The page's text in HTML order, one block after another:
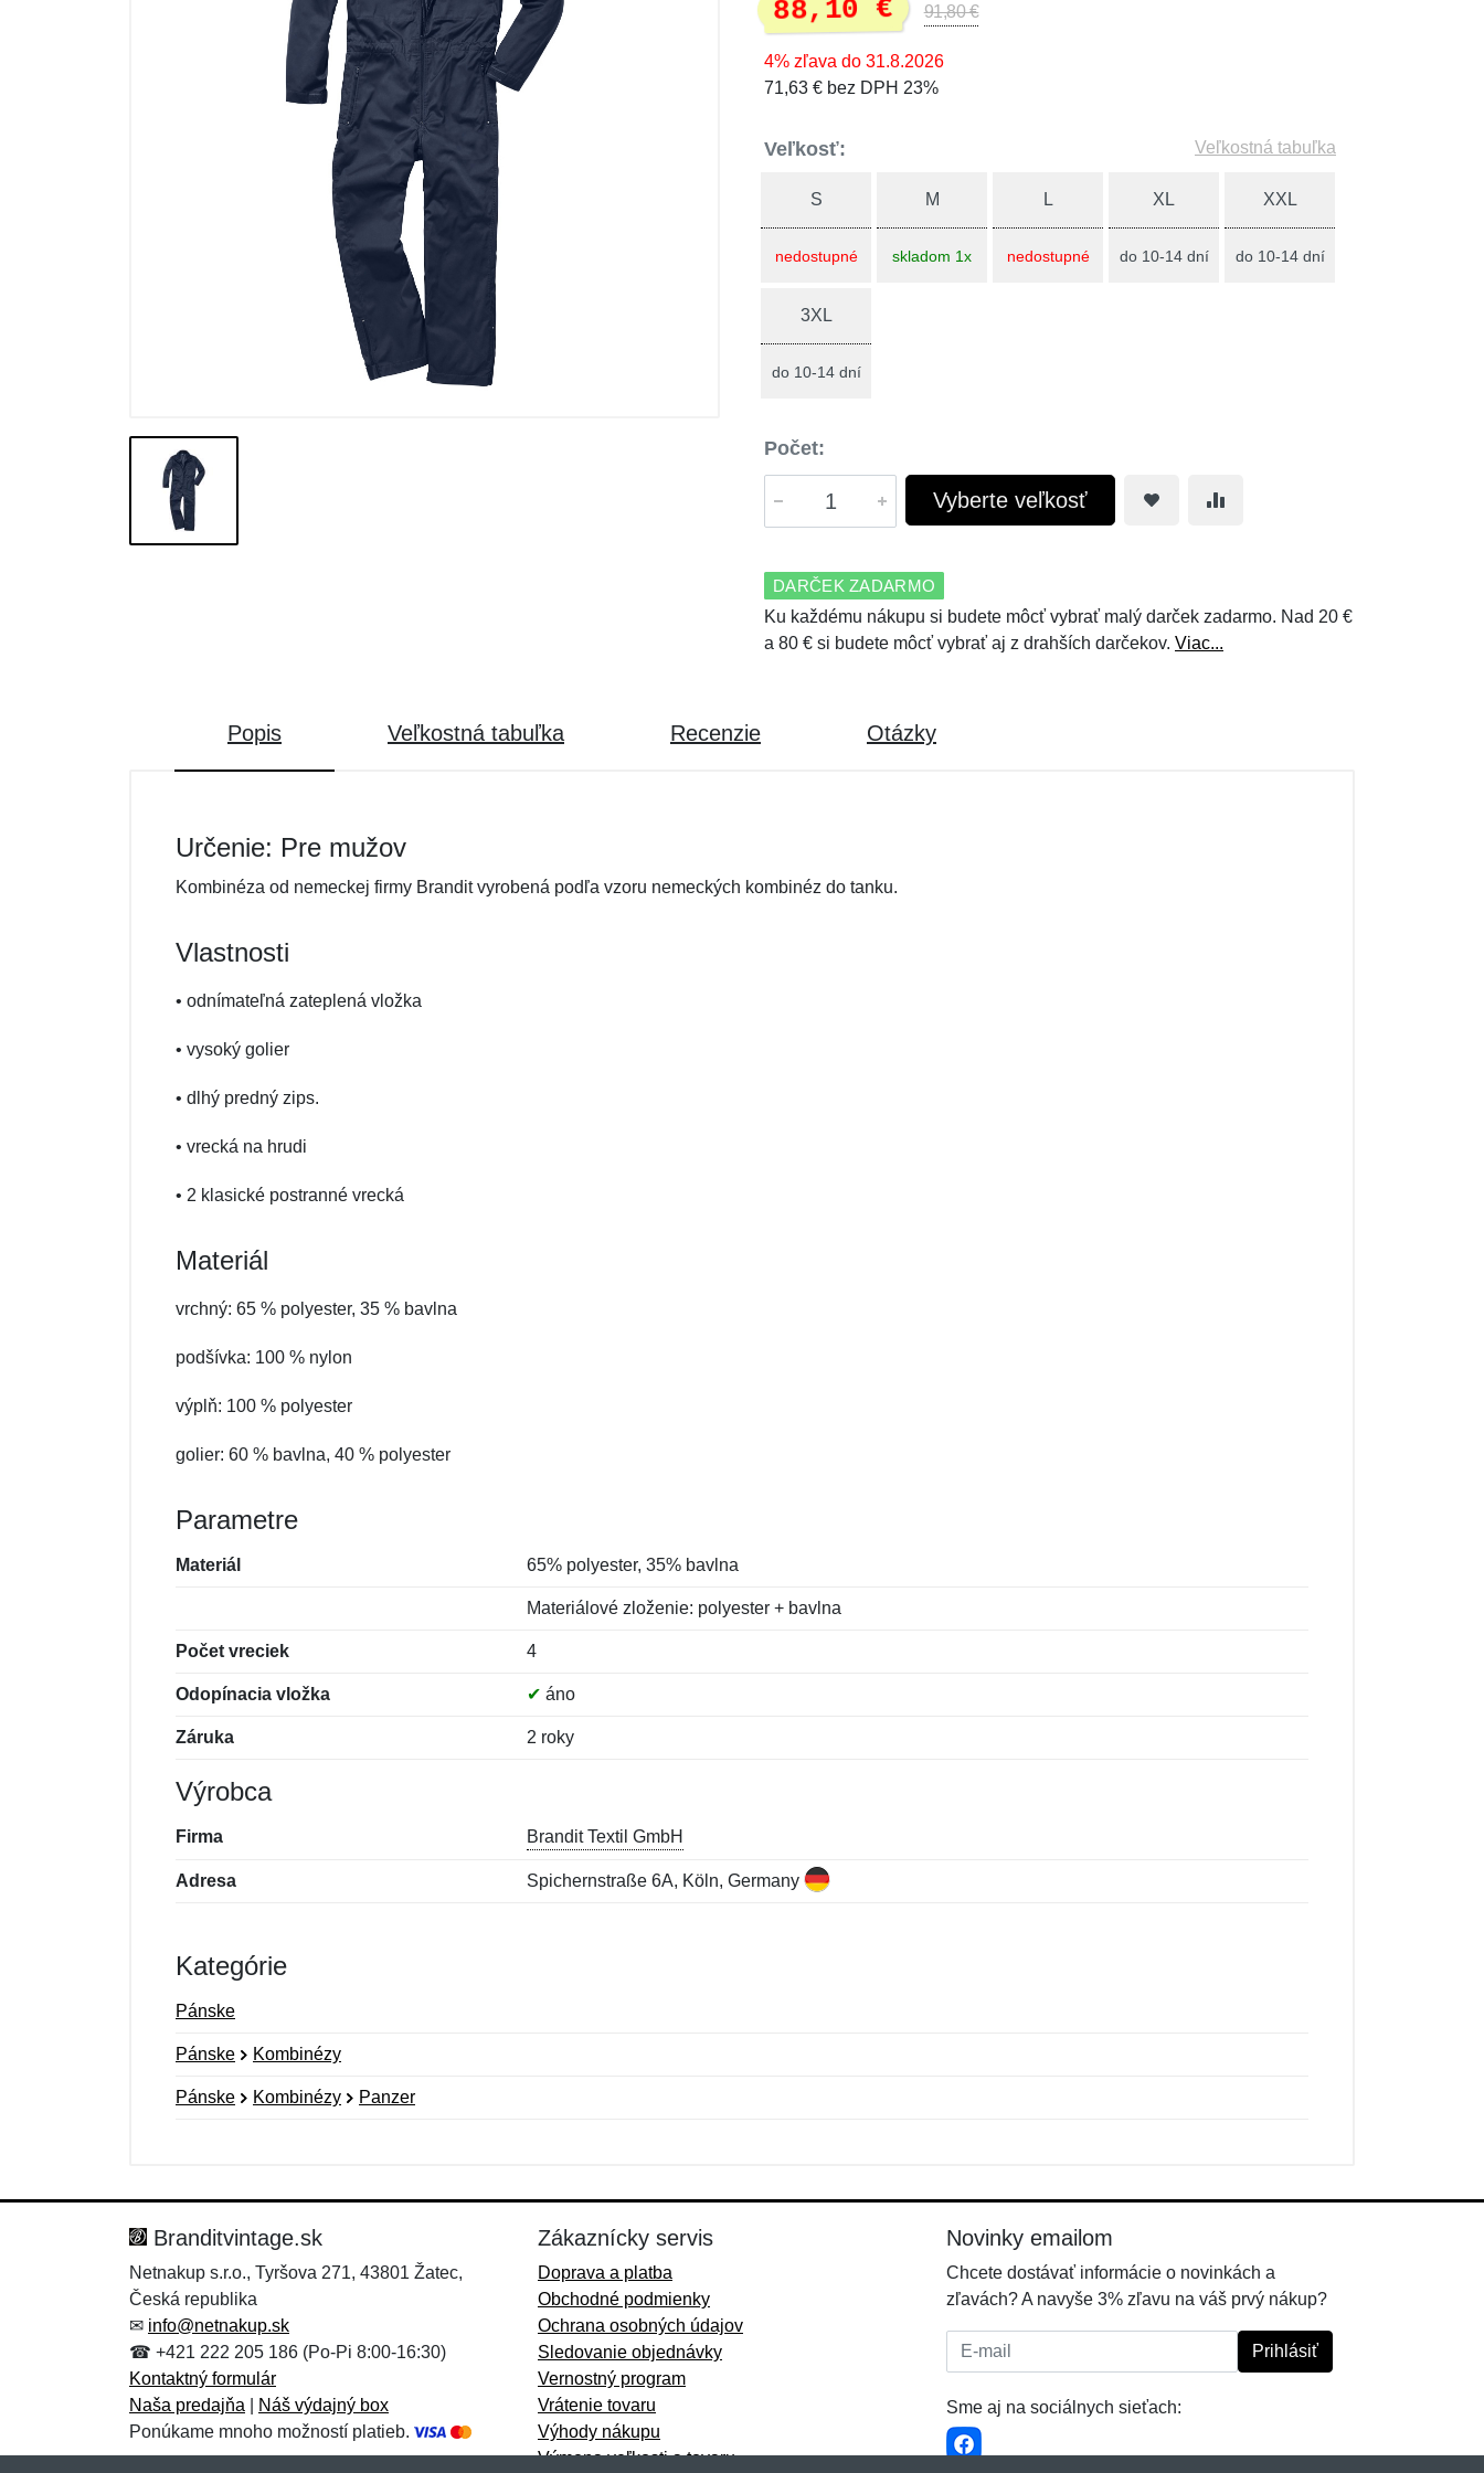
88,10 € 91,80 €
4% zľava do 31.8.2026
71,63 € bez DPH 23%
Veľkosť: Veľkostná tabuľka
S
nedostupné
M
skladom 1x
L
nedostupné
XL
do 10-14 dní
XXL
do 10-14 dní
3XL
do 10-14 dní
Počet:
Vyberte veľkosť
DARČEK ZADARMO
Ku každému nákupu si budete môcť vybrať malý darček zadarmo. Nad 20 €
a 80 € si budete môcť vybrať aj z drahších darčekov. Viac...
Popis Veľkostná tabuľka Recenzie Otázky
Určenie: Pre mužov
Kombinéza od nemeckej firmy Brandit vyrobená podľa vzoru nemeckých kombinéz do tanku.
Vlastnosti
• odnímateľná zateplená vložka
• vysoký golier
• dlhý predný zips.
• vrecká na hrudi
• 2 klasické postranné vrecká
Materiál
vrchný: 65 % polyester, 35 % bavlna
podšívka: 100 % nylon
výplň: 100 % polyester
golier: 60 % bavlna, 40 % polyester
Parametre
Materiál 65% polyester, 35% bavlna
Materiálové zloženie: polyester + bavlna
Počet vreciek 4
Odopínacia vložka ✔ áno
Záruka 2 roky
Výrobca
Firma Brandit Textil GmbH
Adresa Spichernstraße 6A, Köln, Germany
Kategórie
Pánske
Pánske Kombinézy
Pánske Kombinézy Panzer
Správa*
Správa*
Branditvintage.sk
Netnakup s.r.o., Tyršova 271, 43801 Žatec,
Česká republika
✉ info@netnakup.sk
☎ +421 222 205 186 (Po-Pi 8:00-16:30)
Kontaktný formulár
Naša predajňa
Náš výdajný box
Ponúkame mnoho možností platieb.
Zákaznícky servis
Doprava a platba
Obchodné podmienky
Ochrana osobných údajov
Sledovanie objednávky
Vernostný program
Vrátenie tovaru
Výhody nákupu
Výmena veľkosti a tovaru
Novinky emailom
Chcete dostávať informácie o novinkách a
zľavách? A navyše 3% zľavu na váš prvý nákup?
E-mail: Prihlásiť
Sme aj na sociálnych sieťach: